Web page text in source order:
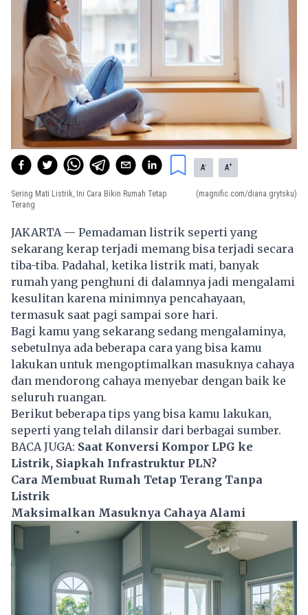
A- A+
Sering Mati Listrik, Ini Cara Bikin Rumah Tetap
Terang
(magnific.com/diana.grytsku)
JAKARTA — Pemadaman listrik seperti yang
sekarang kerap terjadi memang bisa terjadi secara
tiba-tiba. Padahal, ketika listrik mati, banyak
rumahyang penghuni di dalamnya jadi mengalami
kesulitan karena minimnya pencahayaan,
termasuk saat pagi sampai sore hari.
Bagi kamu yang sekarang sedang mengalaminya,
sebetulnya ada beberapa cara yang bisa kamu
lakukan untuk mengoptimalkan masuknya cahaya
dan mendorong cahaya menyebar dengan baik ke
seluruh ruangan.
Berikut beberapa tips yang bisa kamu lakukan,
seperti yang telah dilansir dari berbagai sumber.
BACA JUGA: Saat Konversi Kompor LPG ke
Listrik, Siapkah Infrastruktur PLN?
Cara Membuat Rumah Tetap Terang Tanpa
Listrik
Maksimalkan Masuknya Cahaya Alami